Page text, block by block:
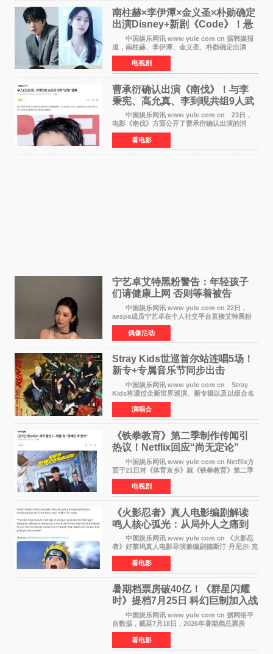
南柱赫×李伊潭×金义圣×朴勋确定
出演Disney+新剧《Code》！悬
疑犯罪惊悚明年上线
中国娱乐网讯 www yule com cn 据韩媒报
道，南柱赫、李伊潭、金义圣、朴勋确定出演
Disney+新剧《Code》，该剧预计将于明年播
出，引发高度关注。 本剧改编自同名人气台
剧，讲述了一位往来
电视剧
曹承衍确认出演《南伐》！与李
秉宪、高允真、李到晛共组9人武
士团
中国娱乐网讯 www yule com cn 23日，
电影《南伐》方面公开了曹承衍确认出演的消
息。通过歌手活动展现出独特色彩的曹承衍将在
片中饰演拥有出色弓箭技术的弓箭手，他将在这
一历史动作大片中展
看电影
宁艺卓艾特黑粉警告：年轻孩子
们​请健康上网 否则等着被告
中国娱乐网讯 www yule com cn 22日，
aespa成员宁艺卓在个人社交平台直接艾特黑粉
账号，正面喊话回应长期以来的恶意攻击，引发
广泛关注。 宁艺卓在文中表示，自己早已注
意到部分网友持续
偶像活动
Stray Kids世巡首尔站连唱5场！
新专+专属音乐节同步出击
中国娱乐网讯 www yule com cn Stray
Kids将通过全新世界巡演、新专辑以及以组合名
义打造的专属音乐节等一系列全球活动，开启事
业发展的全新篇章。 Stray Kids将于7月25日
至26日、29日
演唱会
《铁拳教育》第二季制作传闻引
热议！Netflix回应“尚无定论”
中国娱乐网讯 www yule com cn Netflix方
面于21日对《体育京乡》就《铁拳教育》第二季
制作传闻划清界限，表示尚无定论。然而，业界
却有传闻称已就《铁拳教育》第二季的制作展开
了讨论——《
电视剧
《火影忍者》真人电影编剧解读
鸣人核心弧光：从局外人之痛到
自我觉醒
中国娱乐网讯 www yule com cn 《火影忍
者》好莱坞真人电影导演兼编剧德斯汀·丹尼尔·克
雷顿近日在采访中分享了对主角鸣人成长弧光的
理解，透露电影将深入探索鸣人作为局外人的情
感历程。
看电影
暑期档票房破40亿！《群星闪耀
时》提档7月25日 科幻巨制加入战
中国娱乐网讯 www yule com cn 据网络平
台数据，截至7月18日，2026年暑期档总票房
（含预售）已正式突破40亿元大关，年度总票房
也随之逼近197亿元。超百部中外佳片同台竞技，
点燃了盛夏的电
看电影